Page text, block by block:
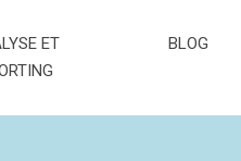
ET
BLOG